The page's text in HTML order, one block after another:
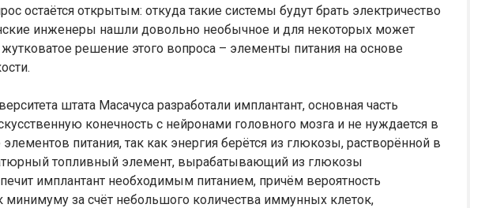
остаётся открытым: откуда такие системы будут брать электричество
инженеры нашли довольно необычное и для некоторых может
жутковатое решение этого вопроса – элементы питания на основе
штата Масачуса разработали имплантант, основная часть
конечность с нейронами головного мозга и не нуждается в
питания, так как энергия берётся из глюкозы, растворённой в
топливный элемент, вырабатывающий из глюкозы
имплантант необходимым питанием, причём вероятность
минимуму за счёт небольшого количества иммунных клеток,